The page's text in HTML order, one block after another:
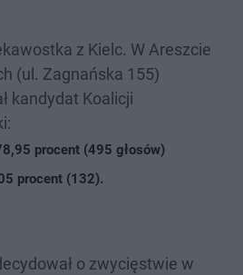
z Kielc. W Areszcie
(ul. Zagnańska 155)
kandydat Koalicji
procent (495 głosów)
procent (132).
o zwycięstwie w